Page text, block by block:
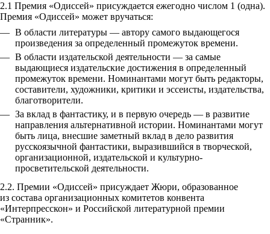
2.1 Премия «Одиссей» присуждается ежегодно числом 1 (одна).
Премия «Одиссей» может вручаться:
В области литературы — автору самого выдающегося
произведения за определенный промежуток времени.
В области издательской деятельности — за самые
выдающиеся издательские достижения в определенный
промежуток времени. Номинантами могут быть редакторы,
составители, художники, критики и эссеисты, издательства,
благотворители.
За вклад в фантастику, и в первую очередь — в развитие
направления альтернативной истории. Номинантами могут
быть лица, внесшие заметный вклад в дело развития
русскоязычной фантастики, выразившийся в творческой,
организационной, издательской и культурно-
просветительской деятельности.
2.2. Премии «Одиссей» присуждает Жюри, образованное
из состава организационных комитетов конвента
«Интерпресскон» и Российской литературной премии
«Странник».